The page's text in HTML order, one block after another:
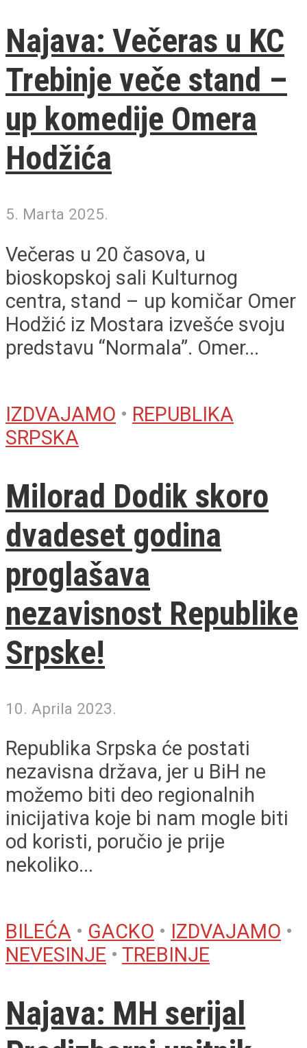
Najava: Večeras u KC
Trebinje veče stand –
up komedije Omera
Hodžića
5. Marta 2025.
Večeras u 20 časova, u
bioskopskoj sali Kulturnog
centra, stand – up komičar Omer
Hodžić iz Mostara izvešće svoju
predstavu “Normala”. Omer...
IZDVAJAMO • REPUBLIKA
SRPSKA
Milorad Dodik skoro
dvadeset godina
proglašava
nezavisnost Republike
Srpske!
10. Aprila 2023.
Republika Srpska će postati
nezavisna država, jer u BiH ne
možemo biti deo regionalnih
inicijativa koje bi nam mogle biti
od koristi, poručio je prije
nekoliko...
BILEĆA • GACKO • IZDVAJAMO •
NEVESINJE • TREBINJE
Najava: MH serijal